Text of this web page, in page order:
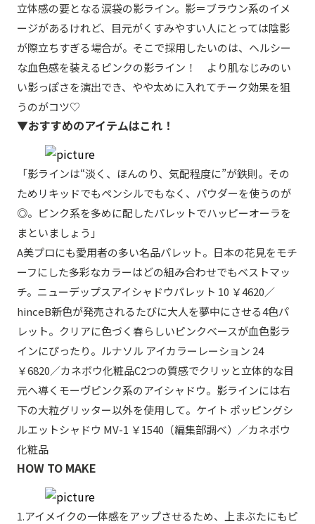
立体感の要となる涙袋の影ライン。影＝ブラウン系のイメ
ージがあるけれど、目元がくすみやすい人にとっては陰影
が際立ちすぎる場合が。そこで採用したいのは、ヘルシー
な血色感を装えるピンクの影ライン！ より肌なじみのい
い影っぽさを演出でき、やや太めに入れてチーク効果を狙
うのがコツ♡
▼おすすめのアイテムはこれ！
「影ラインは“淡く、ほんのり、気配程度に”が鉄則。その
ためリキッドでもペンシルでもなく、パウダーを使うのが
◎。ピンク系を多めに配したパレットでハッピーオーラを
まといましょう」
A美プロにも愛用者の多い名品パレット。日本の花見をモチ
ーフにした多彩なカラーはどの組み合わせでもベストマッ
チ。ニューデップスアイシャドウパレット 10 ￥4620／
hinceB新色が発売されるたびに大人を夢中にさせる4色パ
レット。クリアに色づく春らしいピンクベースが血色影ラ
インにぴったり。ルナソル アイカラーレーション 24
￥6820／カネボウ化粧品C2つの質感でクリッと立体的な目
元へ導くモーヴピンク系のアイシャドウ。影ラインには右
下の大粒グリッター以外を使用して。ケイト ポッピングシ
ルエットシャドウ MV-1 ￥1540（編集部調べ）／カネボウ
化粧品
HOW TO MAKE
1.アイメイクの一体感をアップさせるため、上まぶたにもピ